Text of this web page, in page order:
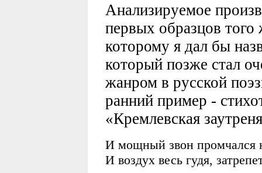
Анализируемое
первых образцов того
которому я дал бы
который позже стал
жанром в русской
ранний пример -
«Кремлевская
И мощный звон промчался
И воздух весь гудя,